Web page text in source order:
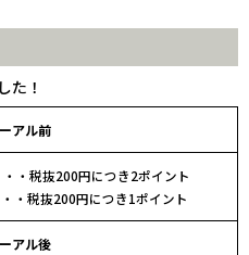
た！
アル前
・・税抜200円につき2ポイント
・・税抜200円につき1ポイント
アル後